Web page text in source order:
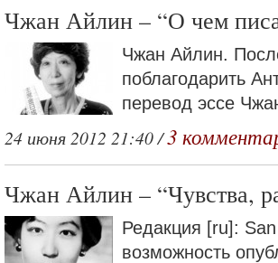
Чжан Айлин – “О чем
Чжан Айлин.
поблагодарить
перевод эссе
24 июня 2012 21:40 /3
Чжан Айлин – “Чувства,
Редакция [ru]:
возможность